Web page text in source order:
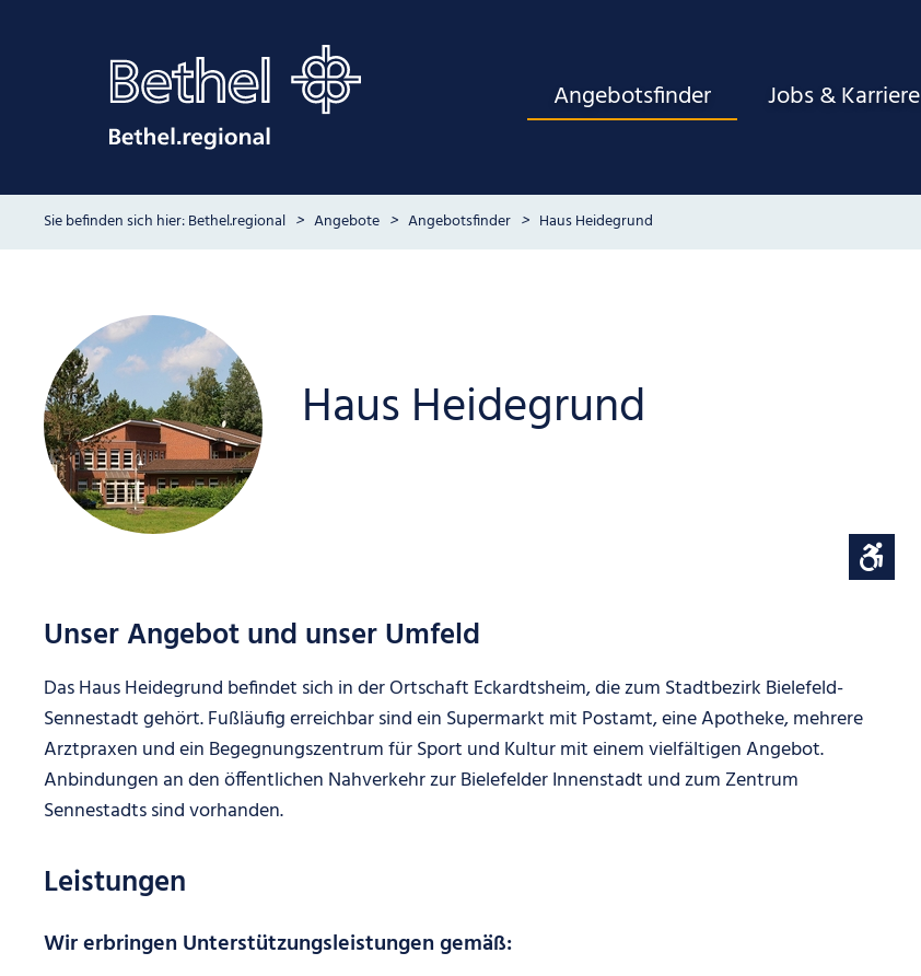
Angebotsfinder Jobs & Karriere
Bethel.regional Angebote Angebotsfinder Haus Heidegrund
Haus Heidegrund
Unser Angebot und unser Umfeld
Das Haus Heidegrund befindet sich in der Ortschaft Eckardtsheim, die zum Stadtbezirk Bielefeld-
Sennestadt gehört. Fußläufig erreichbar sind ein Supermarkt mit Postamt, eine Apotheke, mehrere
Arztpraxen und ein Begegnungszentrum für Sport und Kultur mit einem vielfältigen Angebot.
Anbindungen an den öffentlichen Nahverkehr zur Bielefelder Innenstadt und zum Zentrum
Sennestadts sind vorhanden.
Leistungen
Wir erbringen Unterstützungsleistungen gemäß: